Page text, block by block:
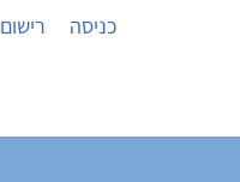
כניסה רישום